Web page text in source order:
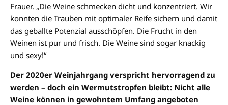
Frauer. „Die Weine schmecken dicht und konzentriert. Wir
konnten die Trauben mit optimaler Reife sichern und damit
das geballte Potenzial ausschöpfen. Die Frucht in den
Weinen ist pur und frisch. Die Weine sind sogar knackig
und sexy!“
Der 2020er Weinjahrgang verspricht hervorragend zu
werden – doch ein Wermutstropfen bleibt: Nicht alle
Weine können in gewohntem Umfang angeboten